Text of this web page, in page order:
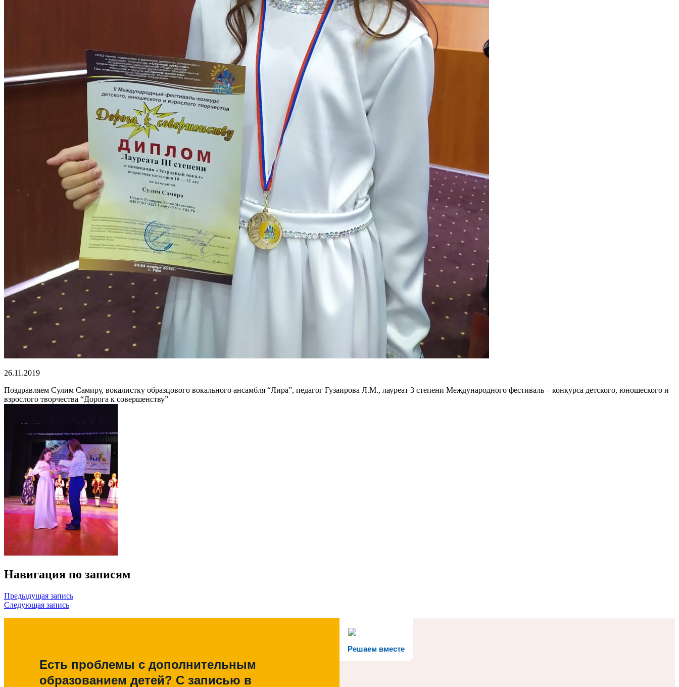
26.11.2019
Поздравляем Сулим Самиру, вокалистку образцового вокального ансамбля “Лира”, педагог Гузаирова Л.М., лауреат 3 степени Международного фестиваль – конкурса детского, юношеского и
взрослого творчества “Дорога к совершенству”
Навигация по записям
Предыдущая запись
Следующая запись
Решаем вместе
Есть проблемы с дополнительным
образованием детей? С записью в